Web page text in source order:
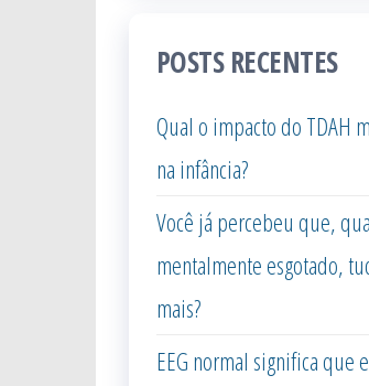
POSTS RECENTES
Qual o impacto do TDAH
na infância?
Você já percebeu que,
mentalmente esgotado,
mais?
EEG normal significa que